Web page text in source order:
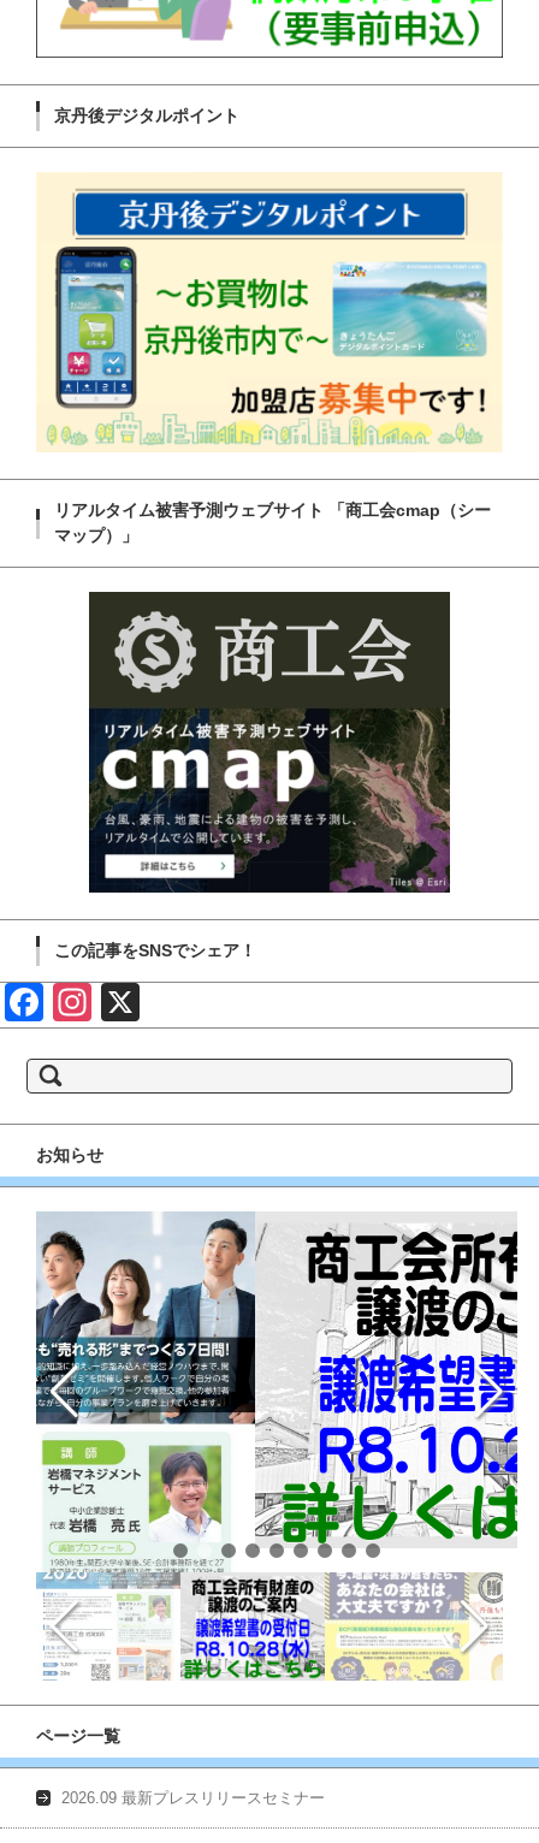
京丹後デジタルポイント
リアルタイム被害予測ウェブサイト 「商工会cmap（シー
マップ）」
この記事をSNSでシェア！
Face Insta
索:
お知らせ
ページ一覧
2026.09 最新プレスリリースセミナー